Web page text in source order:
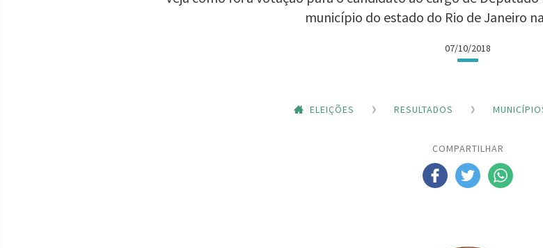
município do estado do Rio de Janeiro
07/10/2018
ELEIÇÕES RESULTADOS
COMPARTILHAR